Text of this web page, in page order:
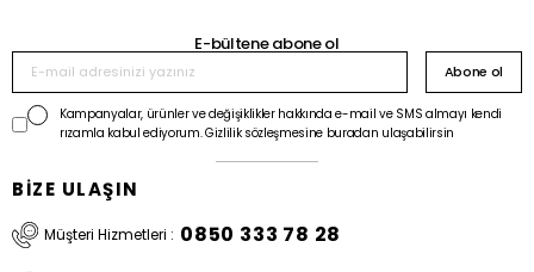
E-bültene abone ol
Abone ol
Kampanyalar, ürünler ve değişiklikler hakkında e-mail ve SMS almayı kendi
rızamla kabul ediyorum. Gizlilik sözleşmesine buradan ulaşabilirsin
BİZE ULAŞIN
Müşteri Hizmetleri : 0850 333 78 28